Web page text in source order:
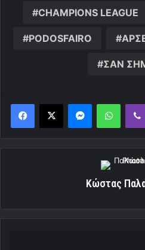
CHAMPIONS LEAGUE
PODOSFAIRO
ΣΑΝ
Messenger
Κώστας